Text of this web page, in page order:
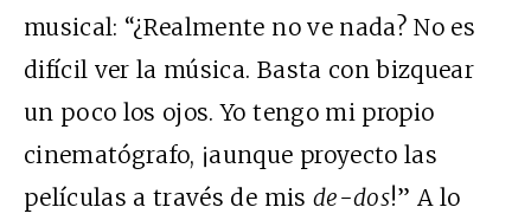
musical: “¿Realmente no ve nada? No es
difícil ver la música. Basta con bizquear
un poco los ojos. Yo tengo mi propio
cinematógrafo, ¡aunque proyecto las
películas a través de mis de-dos!” A lo